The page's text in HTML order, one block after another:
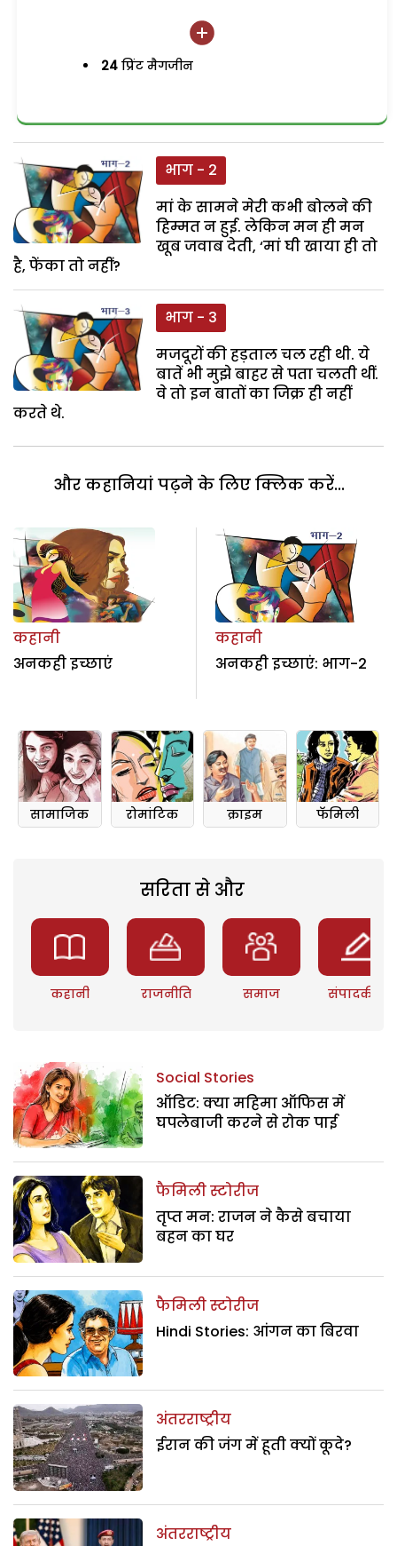
24 प्रिंट मैगजीन
भाग - 2
मां के सामने मेरी कभी बोलने की
हिम्मत न हुई. लेकिन मन ही मन
खूब जवाब देती, ‘मां घी खाया ही तो
है, फेंका तो नहीं?
भाग - 3
मजदूरों की हड़ताल चल रही थी. ये
बातें भी मुझे बाहर से पता चलती थीं.
वे तो इन बातों का जिक्र ही नहीं
करते थे.
और कहानियां पढ़ने के लिए क्लिक करें...
कहानी
अनकही इच्छाएं
कहानी
अनकही इच्छाएं: भाग-2
सामाजिक रोमांटिक क्राइम फॅमिली
सरिता से और
कहानी राजनीति समाज संपादकीय
Social Stories
ऑडिट: क्या महिमा ऑफिस में
घपलेबाजी करने से रोक पाई
फैमिली स्टोरीज
तृप्त मन: राजन ने कैसे बचाया
बहन का घर
फैमिली स्टोरीज
Hindi Stories: आंगन का बिरवा
अंतरराष्ट्रीय
ईरान की जंग में हूती क्यों कूदे?
अंतरराष्ट्रीय